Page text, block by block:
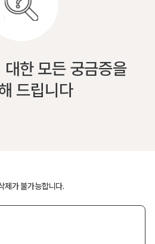
한 모든 궁금증을
드립니다
제가 불가능합니다.